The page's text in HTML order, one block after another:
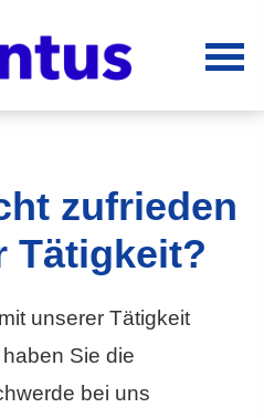
zufrieden
Tätigkeit?
unserer Tätigkeit
Sie die
bei uns